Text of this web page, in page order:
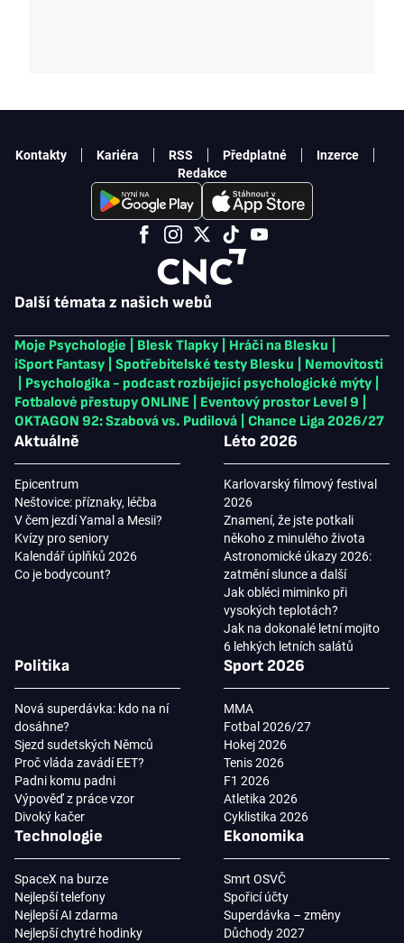
Další témata z našich webů
Moje Psychologie Blesk Tlapky Hráči na Blesku
iSport Fantasy
Spotřebitelské testy Blesku
Nemovitosti
Psychologika - podcast rozbíjející psychologické mýty
Fotbalové přestupy ONLINE
Eventový prostor Level 9
OKTAGON 92: Szabová vs. Pudilová
Chance Liga 2026/27
Aktuálně
Epicentrum
Neštovice: příznaky, léčba
V čem jezdí Yamal a Mesii?
Kvízy pro seniory
Kalendář úplňků 2026
Co je bodycount?
Léto 2026
Karlovarský filmový festival
2026
Znamení, že jste potkali
někoho z minulého života
Astronomické úkazy 2026:
zatmění slunce a další
Jak obléci miminko při
vysokých teplotách?
Jak na dokonalé letní mojito
6 lehkých letních salátů
Politika
Nová superdávka: kdo na ní
dosáhne?
Sjezd sudetských Němců
Proč vláda zavádí EET?
Padni komu padni
Výpověď z práce vzor
Divoký kačer
Sport 2026
MMA
Fotbal 2026/27
Hokej 2026
Tenis 2026
F1 2026
Atletika 2026
Cyklistika 2026
Technologie
SpaceX na burze
Nejlepší telefony
Nejlepší AI zdarma
Nejlepší chytré hodinky
Ekonomika
Smrt OSVČ
Spořicí účty
Superdávka – změny
Důchody 2027
Kontakty Kariéra RSS Předplatné
Inzerce
Redakce